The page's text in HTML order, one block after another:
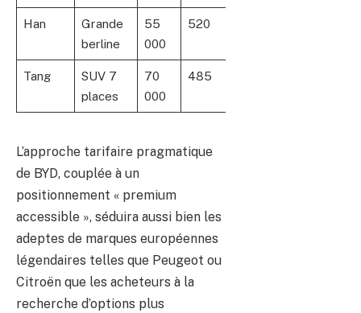
Han
Grande
berline
55
000
520
Tang
SUV 7
places
70
000
485
L’approche tarifaire pragmatique
de BYD, couplée à un
positionnement « premium
accessible », séduira aussi bien les
adeptes de marques européennes
légendaires telles que Peugeot ou
Citroën que les acheteurs à la
recherche d’options plus